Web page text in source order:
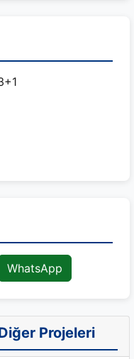
WhatsApp
Projeleri